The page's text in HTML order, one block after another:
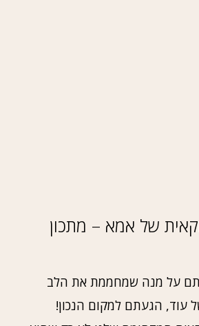
של אמא – מתכון
על מנה שמחממת את הלב
עוד, הגעתם למקום הנכון!